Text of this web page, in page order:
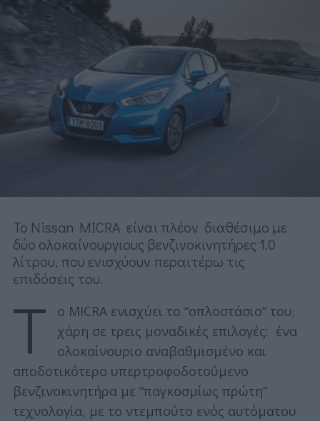
Το Nissan MΙCRA είναι πλέον διαθέσιμο με
δύο ολοκαίνουργιους βενζινοκινητήρες 1.0
λίτρου, που ενισχύουν περαιτέρω τις
επιδόσεις του.
Τ
ο MICRA ενισχύει το “οπλοστάσιο” του,
χάρη σε τρεις μοναδικές επιλογές: ένα
ολοκαίνουριο αναβαθμισμένο και
αποδοτικότερο υπερτροφοδοτούμενο
βενζινοκινητήρα με “παγκοσμίως πρώτη”
τεχνολογία, με το ντεμπούτο ενός αυτόματου